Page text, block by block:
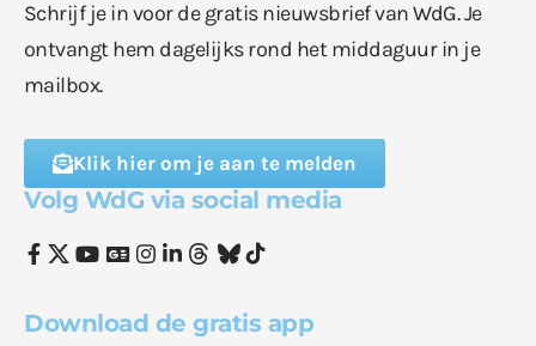
Schrijf je in voor de gratis nieuwsbrief van WdG. Je
ontvangt hem dagelijks rond het middaguur in je
mailbox.
Klik hier om je aan te melden
Volg WdG via social media
Download de gratis app